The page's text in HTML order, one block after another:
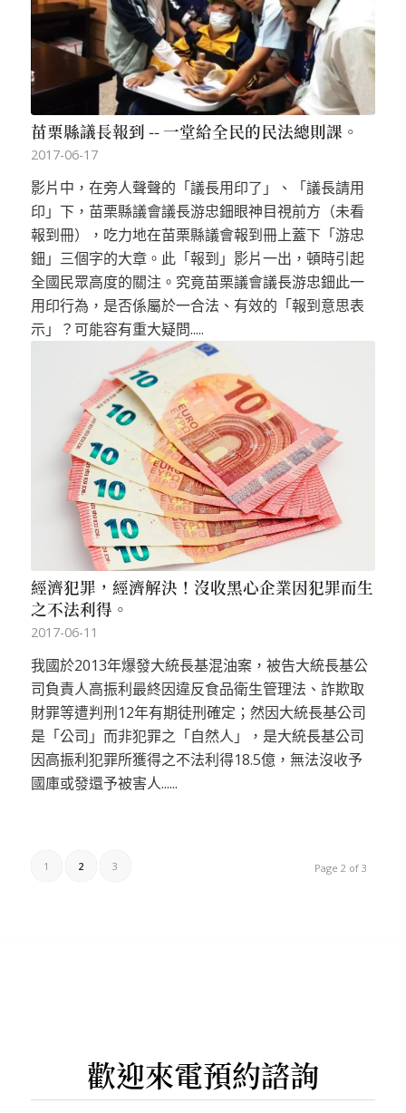
苗栗縣議長報到 -- 一堂給全民的民法總則課。
2017-06-17
影片中，在旁人聲聲的「議長用印了」、「議長請用
印」下，苗栗縣議會議長游忠鈿眼神目視前方（未看
報到冊），吃力地在苗栗縣議會報到冊上蓋下「游忠
鈿」三個字的大章。此「報到」影片一出，頓時引起
全國民眾高度的關注。究竟苗栗議會議長游忠鈿此一
用印行為，是否係屬於一合法、有效的「報到意思表
示」？可能容有重大疑問.....
經濟犯罪，經濟解決！沒收黑心企業因犯罪而生
之不法利得。
2017-06-11
我國於2013年爆發大統長基混油案，被告大統長基公
司負責人高振利最終因違反食品衛生管理法、詐欺取
財罪等遭判刑12年有期徒刑確定；然因大統長基公司
是「公司」而非犯罪之「自然人」，是大統長基公司
因高振利犯罪所獲得之不法利得18.5億，無法沒收予
國庫或發還予被害人......
Page 2 of 3
1 2 3
歡迎來電預約諮詢